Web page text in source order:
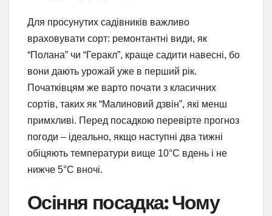
Для просунутих садівників важливо
враховувати сорт: ремонтантні види, як
“Полана” чи “Геракл”, краще садити навесні, бо
вони дають урожай уже в перший рік.
Початківцям же варто почати з класичних
сортів, таких як “Малиновий дзвін”, які менш
примхливі. Перед посадкою перевірте прогноз
погоди – ідеально, якщо наступні два тижні
обіцяють температури вище 10°C вдень і не
нижче 5°C вночі.
Осіння посадка: Чому